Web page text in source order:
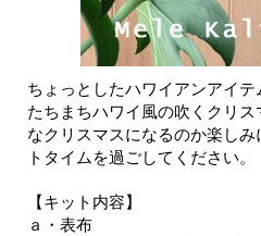
ちょっとしたハワイアンアイテ
たちまちハワイ風の吹くクリ
なクリスマスになるのか楽し
トタイムを過ごしてください。
【キット内容】
ａ・表布